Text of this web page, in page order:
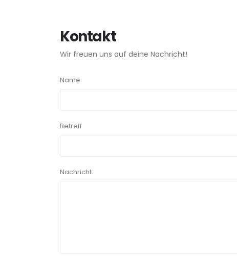
Kontakt
Wir freuen uns auf deine Nachricht!
Name
Betreff
Nachricht